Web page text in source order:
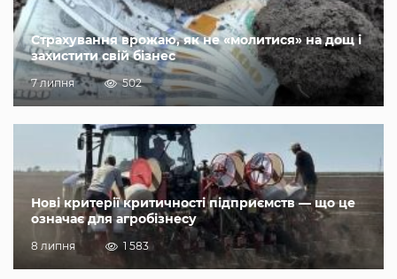
Страхування врожаю, як не «молитися» на дощ і
захистити свій бізнес
7 липня 502
Нові критерії критичності підприємств — що це
означає для агробізнесу
8 липня 1 583